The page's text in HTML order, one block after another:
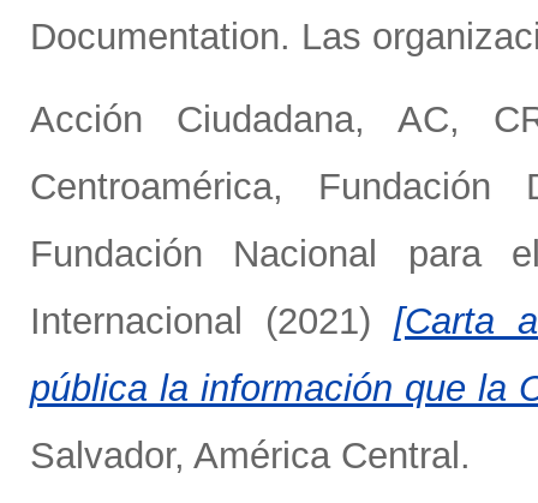
Documentation. Las
Acción Ciudadana, AC,
Centroamérica, Fundación
Fundación Nacional para
Internacional
(2021)[Carta
pública la información que la
Salvador, América Central.